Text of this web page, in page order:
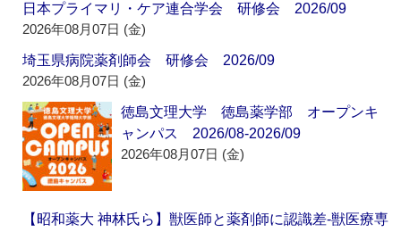
日本プライマリ・ケア連合学会 研修会 2026/09
2026年08月07日 (金)
埼玉県病院薬剤師会 研修会 2026/09
2026年08月07日 (金)
徳島文理大学 徳島薬学部 オープンキ
ャンパス 2026/08-2026/09
2026年08月07日 (金)
【昭和薬大 神林氏ら】獣医師と薬剤師に認識差‐獣医療専